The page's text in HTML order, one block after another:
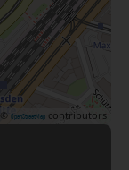
OpenStreetMap contributors